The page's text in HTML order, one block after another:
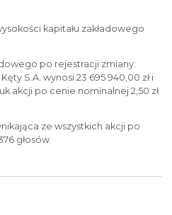
kapitału zakładowego
po rejestracji zmiany:
S.A. wynosi 23 695 940,00 zł i
akcji po cenie nominalnej 2,50 zł
ze wszystkich akcji po
głosów.